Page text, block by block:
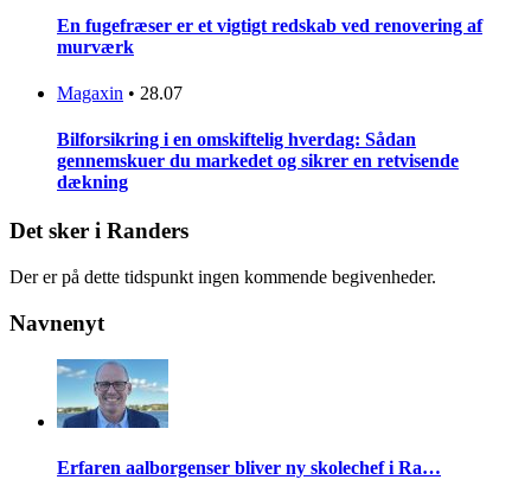
En fugefræser er et vigtigt redskab ved renovering af
murværk
Magaxin • 28.07
Bilforsikring i en omskiftelig hverdag: Sådan
gennemskuer du markedet og sikrer en retvisende
dækning
Det sker i Randers
Der er på dette tidspunkt ingen kommende begivenheder.
Navnenyt
Erfaren aalborgenser bliver ny skolechef i Ra…